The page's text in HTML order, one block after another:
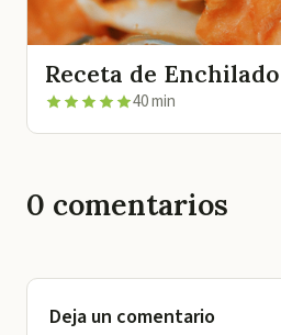
Receta de
40 min
0 comentarios
Deja un comentario